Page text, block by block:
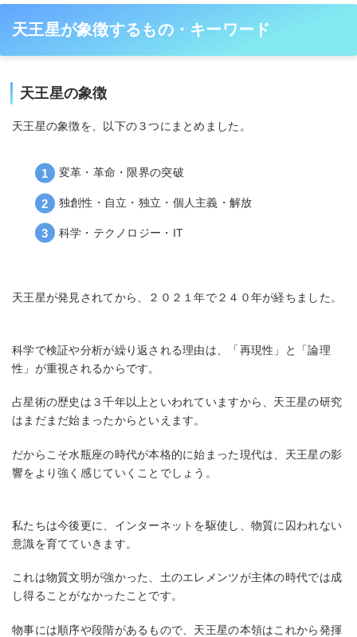
天王星が象徴するもの・キーワード
天王星の象徴
天王星の象徴を、以下の３つにまとめました。
変革・革命・限界の突破
独創性・自立・独立・個人主義・解放
科学・テクノロジー・IT
天王星が発見されてから、２０２１年で２４０年が経ちました。
科学で検証や分析が繰り返される理由は、「再現性」と「論理
性」が重視されるからです。
占星術の歴史は３千年以上といわれていますから、天王星の研究
はまだまだ始まったからといえます。
だからこそ水瓶座の時代が本格的に始まった現代は、天王星の影
響をより強く感じていくことでしょう。
私たちは今後更に、インターネットを駆使し、物質に囚われない
意識を育てていきます。
これは物質文明が強かった、土のエレメンツが主体の時代では成
し得ることがなかったことです。
物事には順序や段階があるもので、天王星の本領はこれから発揮